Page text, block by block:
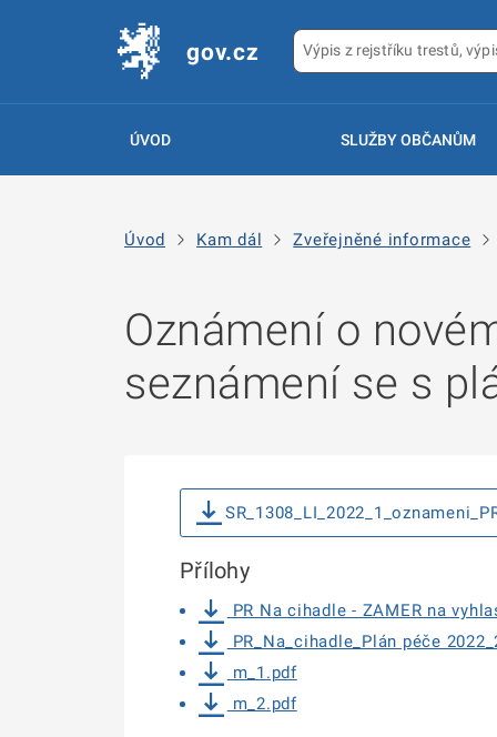
gov.cz
ÚVOD SLUŽBY OBČANŮM
Úvod Kam dál Zveřejněné informace
Oznámení o
seznámení se s
Přílohy
PR Na cihadle - ZAMER na
PR_Na_cihadle_Plán péče
m_1.pdf
m_2.pdf